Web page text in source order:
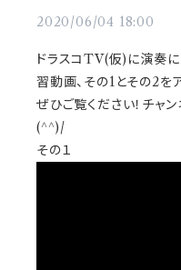
2020/06/04 18:00
ドラスコTV(仮)に演奏
習動画、その1とその2を
ぜひご覧ください！チャ
(^^)/
その１